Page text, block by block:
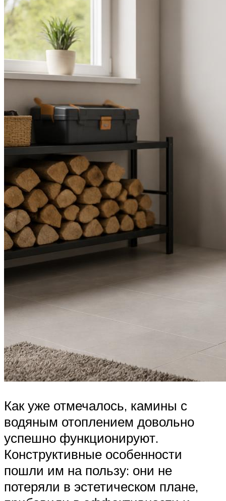
Как уже отмечалось, камины с
водяным отоплением довольно
успешно функционируют.
Конструктивные особенности
пошли им на пользу: они не
потеряли в эстетическом плане,